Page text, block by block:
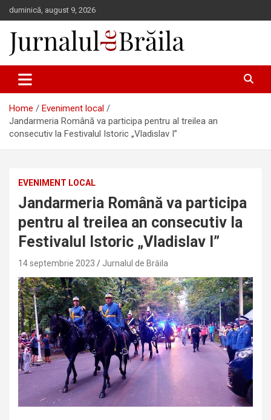
Skip
to
content
duminică, august 9, 2026
Jurnalul de Brăila
Home
Eveniment local
Jandarmeria Română va participa pentru al treilea an
consecutiv la Festivalul Istoric „Vladislav I”
EVENIMENT LOCAL
Jandarmeria Română va participa
pentru al treilea an consecutiv la
Festivalul Istoric „Vladislav I”
14 septembrie 2023 Jurnalul de Brăila